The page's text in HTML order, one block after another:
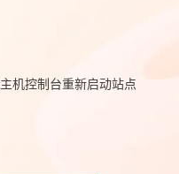
机控制台重新启动站点